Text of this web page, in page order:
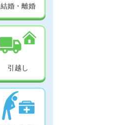
結婚・離婚
引越し